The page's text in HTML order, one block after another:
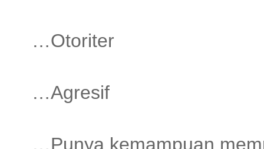
…Otoriter
…Agresif
…Punya kemampuan